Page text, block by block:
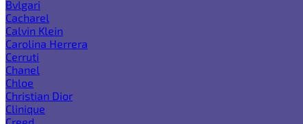
Bvlgari
Cacharel
Calvin Klein
Carolina Herrera
Cerruti
Chanel
Chloe
Christian Dior
Clinique